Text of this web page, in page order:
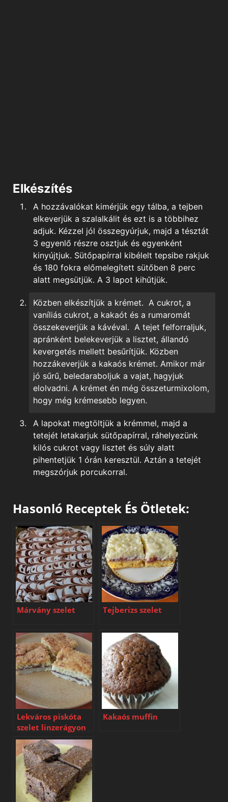
Elkészítés
A hozzávalókat kimérjük egy tálba, a tejben
elkeverjük a szalalkálit és ezt is a többihez
adjuk. Kézzel jól összegyúrjuk, majd a tésztát
3 egyenlő részre osztjuk és egyenként
kinyújtjuk. Sütőpapírral kibélelt tepsibe rakjuk
és 180 fokra előmelegített sütőben 8 perc
alatt megsütjük. A 3 lapot kihűtjük.
Közben elkészítjük a krémet. A cukrot, a
vaníliás cukrot, a kakaót és a rumaromát
összekeverjük a kávéval. A tejet felforraljuk,
apránként belekeverjük a lisztet, állandó
kevergetés mellett besűrítjük. Közben
hozzákeverjük a kakaós krémet. Amikor már
jó sűrű, beledaraboljuk a vajat, hagyjuk
elolvadni. A krémet én még összeturmixolom,
hogy még krémesebb legyen.
A lapokat megtöltjük a krémmel, majd a
tetejét letakarjuk sütőpapírral, ráhelyezünk
kilós cukrot vagy lisztet és súly alatt
pihentetjük 1 órán keresztül. Aztán a tetejét
megszórjuk porcukorral.
Hasonló Receptek És Ötletek:
Márvány szelet Tejberizs szelet
Lekváros piskóta
szelet linzerágyon
Kakaós muffin